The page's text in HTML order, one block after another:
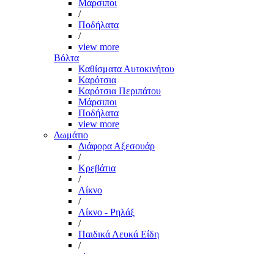
Μάρσιποι
/
Ποδήλατα
/
view more
Βόλτα
Καθίσματα Αυτοκινήτου
Καρότσια
Καρότσια Περιπάτου
Μάρσιποι
Ποδήλατα
view more
Δωμάτιο
Διάφορα Αξεσουάρ
/
Κρεβάτια
/
Λίκνο
/
Λίκνο - Ρηλάξ
/
Παιδικά Λευκά Είδη
/